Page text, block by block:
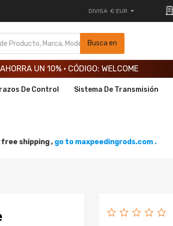
DIVISA € EUR
Busca en
UN 10% · CÓDIGO: WELCOME
UN 10% · CÓDIGO: WELCOME
UN 10% · CÓDIGO: WELCOME
De Control Sistema De Transmisión
shipping , go to maxpeedingrods.com .